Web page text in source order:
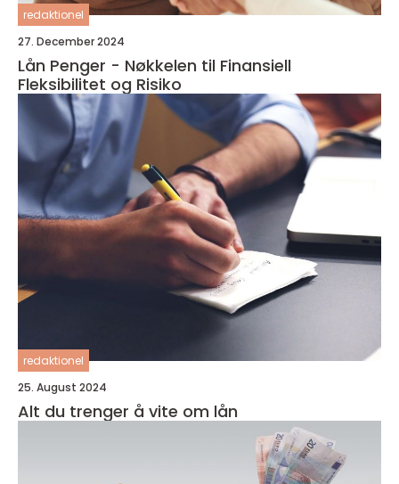
redaktionel
27. December 2024
Lån Penger - Nøkkelen til Finansiell
Fleksibilitet og Risiko
redaktionel
25. August 2024
Alt du trenger å vite om lån